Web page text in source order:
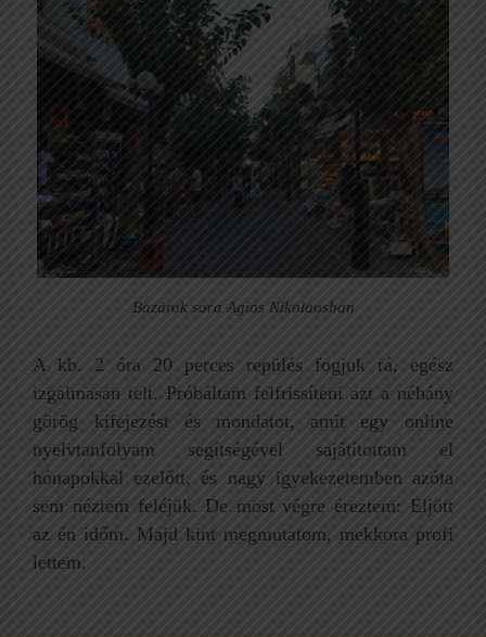
Bazárok sora Agios Nikolaosban
A kb. 2 óra 20 perces repülés fogjuk rá, egész
izgalmasan telt. Próbáltam felfrissíteni azt a néhány
görög kifejezést és mondatot, amit egy online
nyelvtanfolyam segítségével sajátítottam el
hónapokkal ezelőtt, és nagy igyekezetemben azóta
sem néztem feléjük. De most végre éreztem: Eljött
az én időm. Majd kint megmutatom, mekkora profi
lettem.